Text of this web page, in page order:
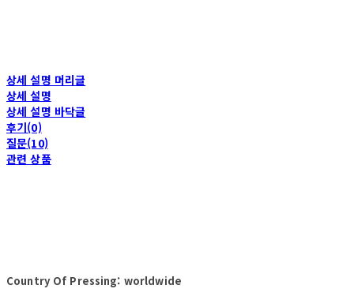
상세 설명 머리글
상세 설명
상세 설명 바닥글
후기(0)
질문(10)
관련 상품
Country Of Pressing: worldwide